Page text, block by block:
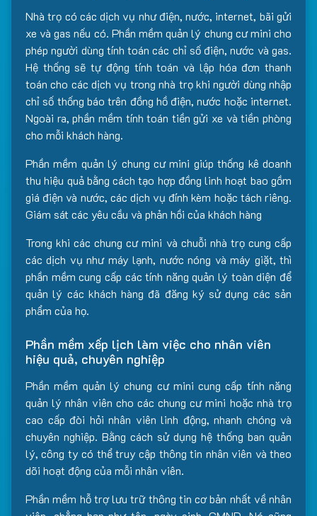
Nhà trọ có các dịch vụ như điện, nước, internet, bãi gửi
xe và gas nếu có. Phần mềm quản lý chung cư mini cho
phép người dùng tính toán các chỉ số điện, nước và gas.
Hệ thống sẽ tự động tính toán và lập hóa đơn thanh
toán cho các dịch vụ trong nhà trọ khi người dùng nhập
chỉ số thống báo trên đồng hồ điện, nước hoặc internet.
Ngoài ra, phần mềm tính toán tiền gửi xe và tiền phòng
cho mỗi khách hàng.
Phần mềm quản lý chung cư mini giúp thống kê doanh
thu hiệu quả bằng cách tạo hợp đồng linh hoạt bao gồm
giá điện và nước, các dịch vụ đính kèm hoặc tách riêng.
Giám sát các yêu cầu và phản hồi của khách hàng
Trong khi các chung cư mini và chuỗi nhà trọ cung cấp
các dịch vụ như máy lạnh, nước nóng và máy giặt, thì
phần mềm cung cấp các tính năng quản lý toàn diện để
quản lý các khách hàng đã đăng ký sử dụng các sản
phẩm của họ.
Phần mềm xếp lịch làm việc cho nhân viên
hiệu quả, chuyên nghiệp
Phần mềm quản lý chung cư mini cung cấp tính năng
quản lý nhân viên cho các chung cư mini hoặc nhà trọ
cao cấp đòi hỏi nhân viên linh động, nhanh chóng và
chuyên nghiệp. Bằng cách sử dụng hệ thống ban quản
lý, công ty có thể truy cập thông tin nhân viên và theo
dõi hoạt động của mỗi nhân viên.
Phần mềm hỗ trợ lưu trữ thông tin cơ bản nhất về nhân